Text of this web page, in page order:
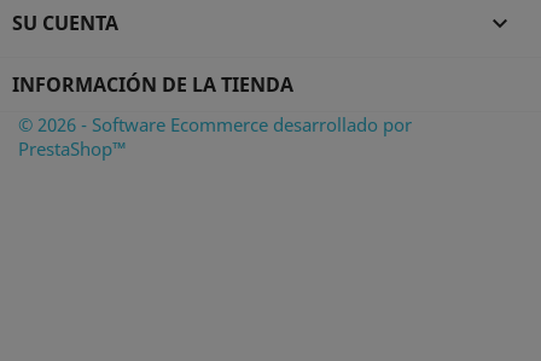
SU CUENTA 
INFORMACIÓN DE LA TIENDA
© 2026 - Software Ecommerce desarrollado por
PrestaShop™